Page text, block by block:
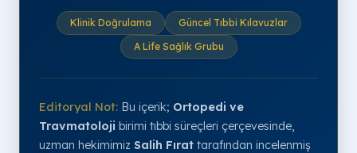
Klinik Doğrulama
Güncel Tıbbi Kılavuzlar
A Life Sağlık Grubu
Editoryal Not: Bu içerik; Ortopedi ve
Travmatoloji birimi tıbbi süreçleri çerçevesinde,
uzman hekimimiz Salih Fırat tarafından incelenmiş